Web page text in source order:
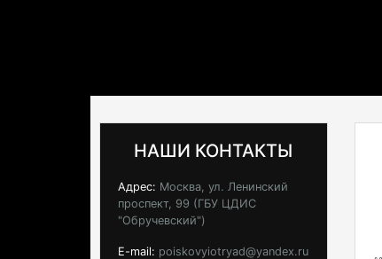
НАШИ КОНТАКТЫ
Адрес: Москва, ул. Ленинский
проспект, 99 (ГБУ ЦДИС
"Обручевский")
E-mail: poiskovyiotryad@yandex.ru